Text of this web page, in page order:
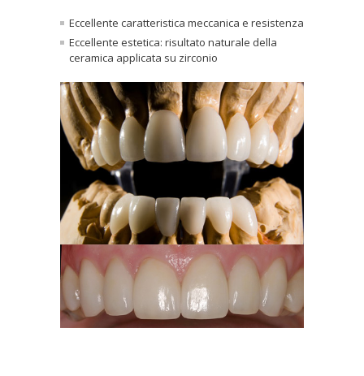
Eccellente caratteristica meccanica e resistenza
Eccellente estetica: risultato naturale della
ceramica applicata su zirconio